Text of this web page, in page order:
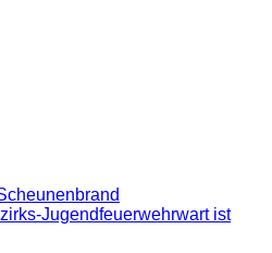
Jugendfeuerwehrwart ist